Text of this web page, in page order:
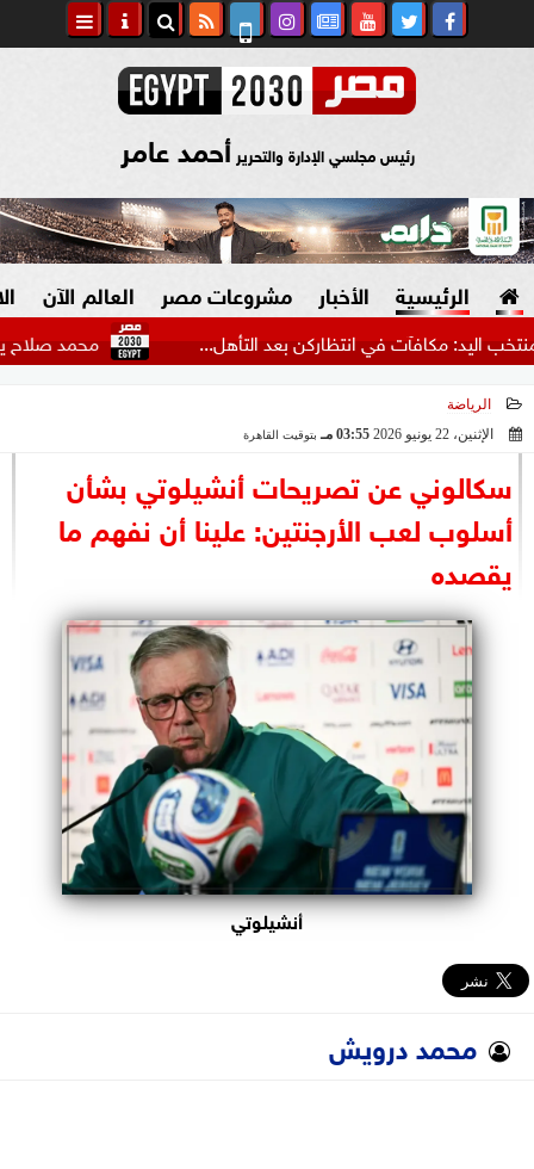
رئيس مجلسي الإدارة والتحرير أحمد عامر
الرئيسية الأخبار
السياسة
الرئاسة
البرلمان
الوزارات
الأحزاب
مشروعات مصر العالم الآن
محمد صلاح يحظى مكافآت في انتظاركن بعد التأهل...
الرياضة
الإثنين، 22 يونيو 2026
03:55 مـ بتوقيت القاهرة
سكالوني عن تصريحات أنشيلوتي بشأن
أسلوب لعب الأرجنتين: علينا أن نفهم ما
يقصده
أنشيلوتي
محمد درويش